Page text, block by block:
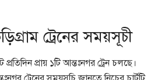
ট্রেনের সময়সূচী
প্রায় ১টি আন্তঃনগর ট্রেন চলছে।